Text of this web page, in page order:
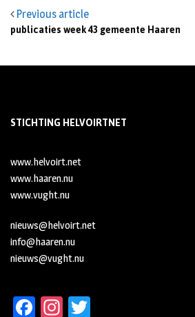
Previous article
publicaties week 43 gemeente Haaren
STICHTING HELVOIRTNET
www.helvoirt.net
www.haaren.nu
www.vught.nu
nieuws@helvoirt.net
info@haaren.nu
nieuws@vught.nu
Fa In